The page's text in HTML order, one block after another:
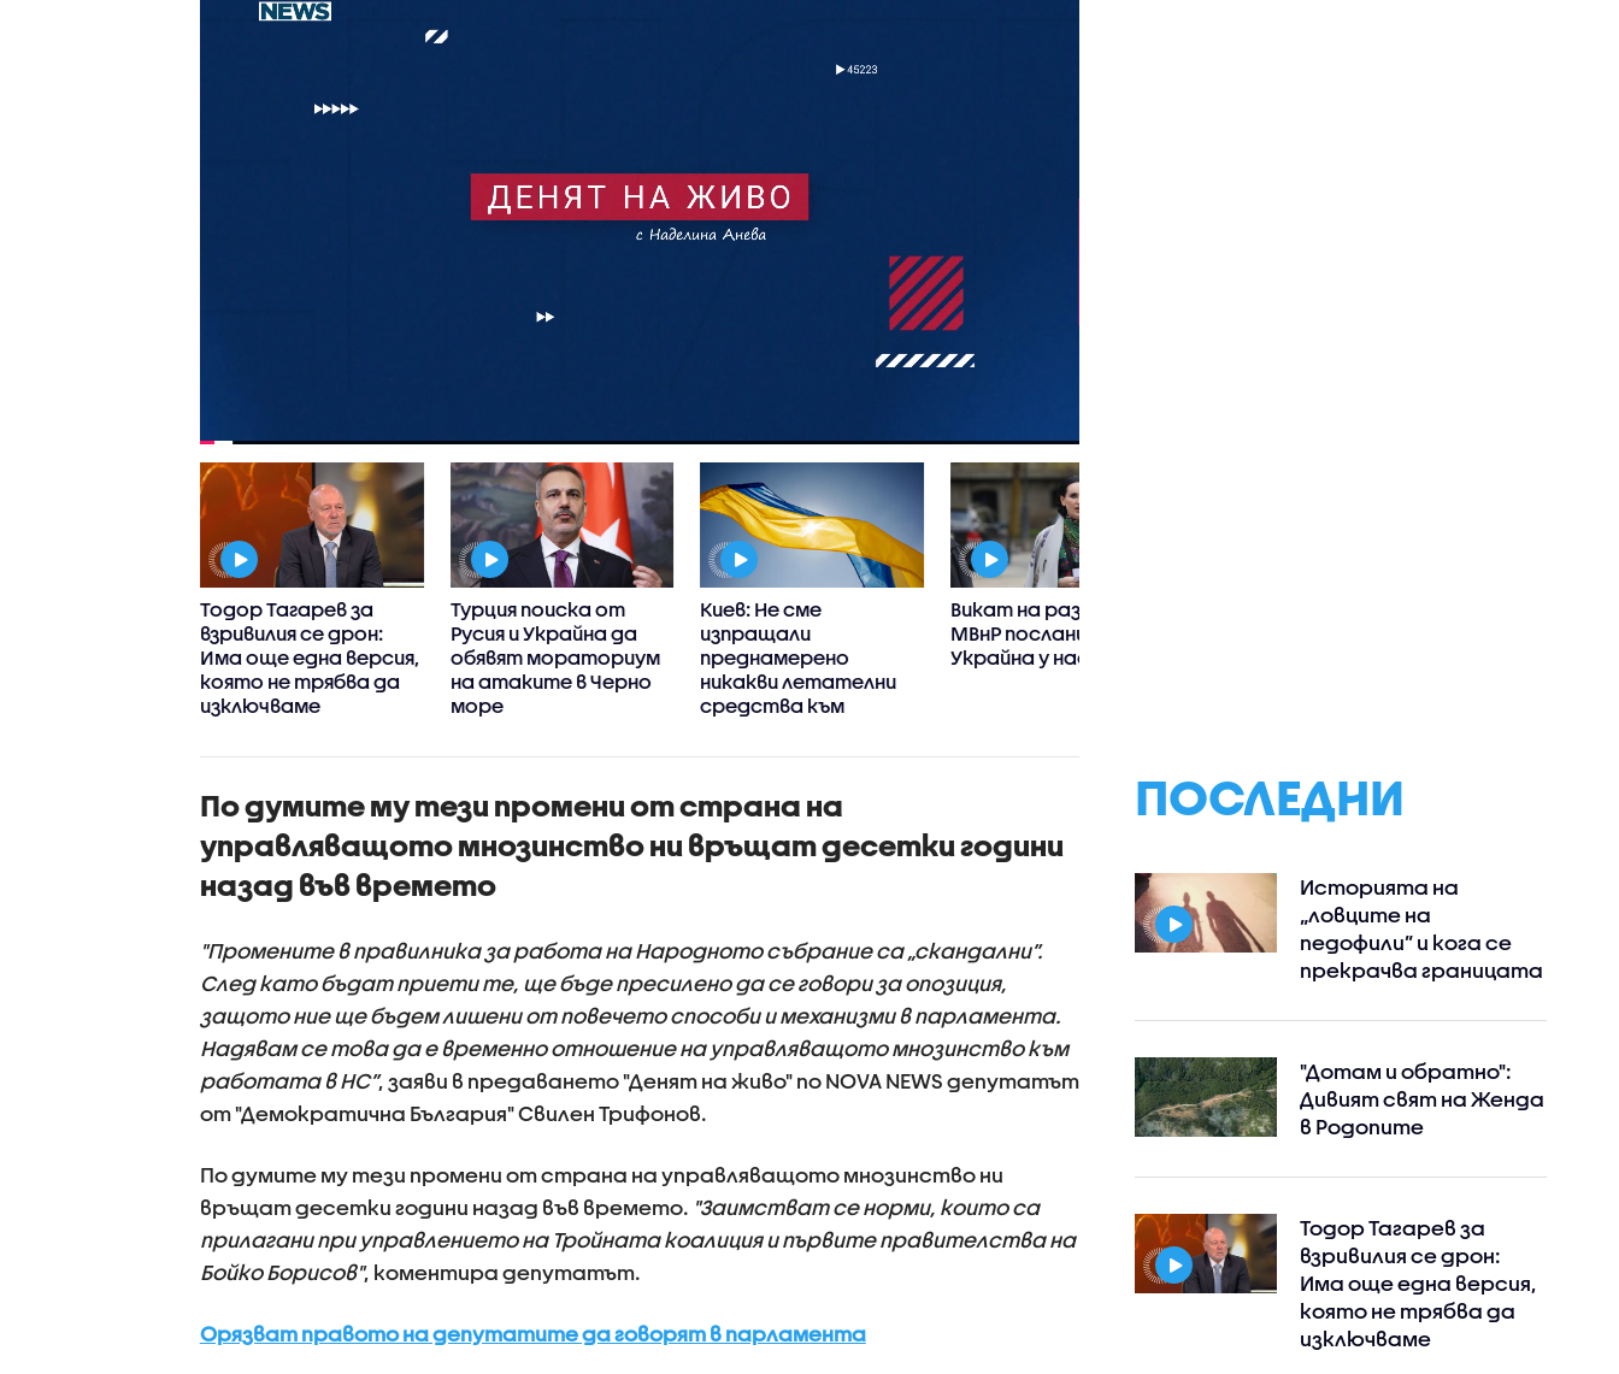
Тодор Тагарев за
взривилия се дрон:
Има още една версия,
която не трябва да
изключваме
Турция поиска от
Русия и Украйна да
обявят мораториум
на атаките в Черно
море
Киев: Не сме
изпращали
преднамерено
никакви летателни
средства към
Викат на разговор в
МВнР посланика на
Украйна у нас
По думите му тези промени от страна на
управляващото мнозинство ни връщат десетки години
назад във времето
"Промените в правилника за работа на Народното събрание са „скандални”.
След като бъдат приети те, ще бъде пресилено да се говори за опозиция,
защото ние ще бъдем лишени от повечето способи и механизми в парламента.
Надявам се това да е временно отношение на управляващото мнозинство към
работата в НС”, заяви в предаването "Денят на живо" по NOVA NEWS депутатът
от "Демократична България" Свилен Трифонов.
По думите му тези промени от страна на управляващото мнозинство ни
връщат десетки години назад във времето. "Заимстват се норми, които са
прилагани при управлението на Тройната коалиция и първите правителства на
Бойко Борисов", коментира депутатът.
Орязват правото на депутатите да говорят в парламента
ПОСЛЕДНИ
Историята на
„ловците на
педофили” и кога се
прекрачва границата
"Дотам и обратно":
Дивият свят на Женда
в Родопите
Тодор Тагарев за
взривилия се дрон:
Има още една версия,
която не трябва да
изключваме